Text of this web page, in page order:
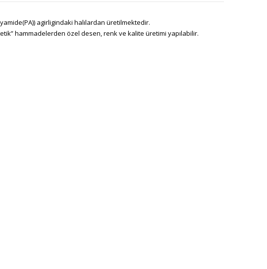
agirligindaki halılardan üretilmektedir.
hammadelerden özel desen, renk ve kalite üretimi yapılabilir.